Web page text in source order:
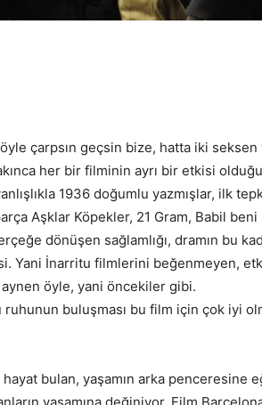
çarpsın geçsin bize, hatta iki seksen
her bir filminin ayrı bir etkisi
1936 doğumlu yazmışlar, ilk
Aşklar Köpekler, 21 Gram, Babil beni
dönüşen sağlamlığı, dramın bu
Yani İnarritu filmlerini beğenmeyen,
öyle, yani öncekiler gibi.
buluşması bu film için çok iyi
bulan, yaşamın arka penceresine